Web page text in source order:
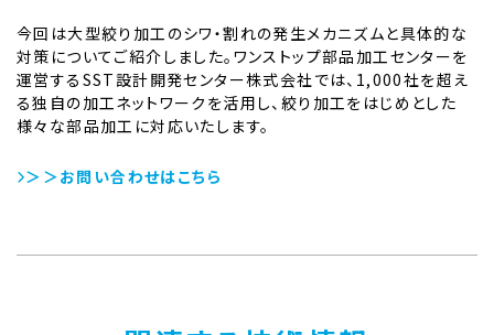
今回は大型絞り加工のシワ・割れの発生メカニズムと具体的な
対策についてご紹介しました。ワンストップ部品加工センターを
運営するSST設計開発センター株式会社では、1,000社を超え
る独自の加工ネットワークを活用し、絞り加工をはじめとした
様々な部品加工に対応いたします。
＞＞お問い合わせはこちら